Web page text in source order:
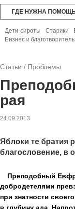
ГДЕ НУЖНА
Дети-сироты Старики
Бизнес и
Статьи / Проблемы
рая
24.09.2013
Яблоки те братия
благословение, в
Преподобный
добродетелями
при знатности